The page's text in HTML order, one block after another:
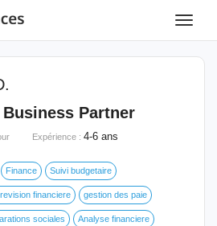
Toggle
Business Partner
Expérience : 4-6 ans
Finance Suivi budgetaire
financiere gestion des paie
sociales Analyse financiere